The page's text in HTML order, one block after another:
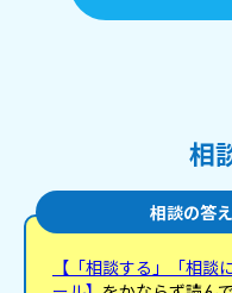
を言われたりした
もつらいです。励
い。 それじゃ、ば
相
相談の答
【「相談する」「相